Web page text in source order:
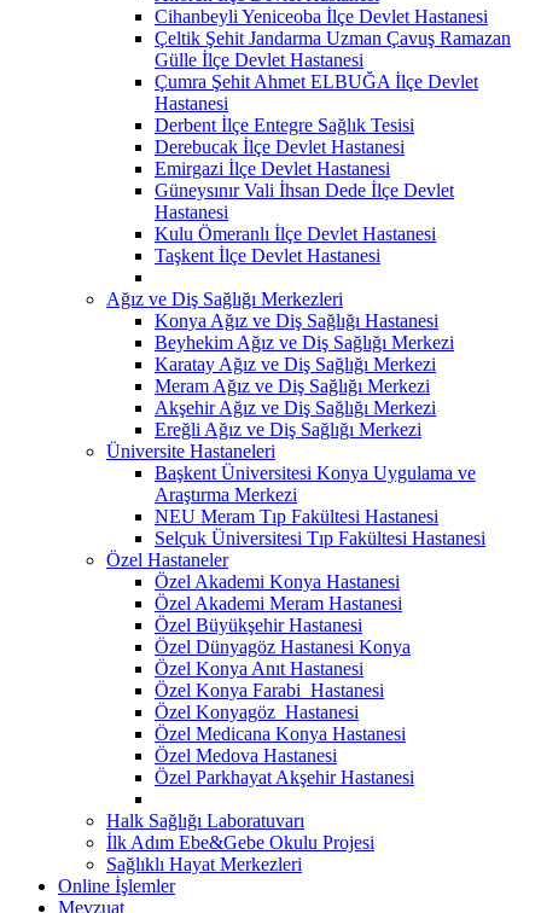
Cihanbeyli Yeniceoba İlçe Devlet Hastanesi
Çeltik Şehit Jandarma Uzman Çavuş Ramazan
Gülle İlçe Devlet Hastanesi
Çumra Şehit Ahmet ELBUĞA İlçe Devlet
Hastanesi
Derbent İlçe Entegre Sağlık Tesisi
Derebucak İlçe Devlet Hastanesi
Emirgazi İlçe Devlet Hastanesi
Güneysınır Vali İhsan Dede İlçe Devlet
Hastanesi
Kulu Ömeranlı İlçe Devlet Hastanesi
Taşkent İlçe Devlet Hastanesi
Ağız ve Diş Sağlığı Merkezleri
Konya Ağız ve Diş Sağlığı Hastanesi
Beyhekim Ağız ve Diş Sağlığı Merkezi
Karatay Ağız ve Diş Sağlığı Merkezi
Meram Ağız ve Diş Sağlığı Merkezi
Akşehir Ağız ve Diş Sağlığı Merkezi
Ereğli Ağız ve Diş Sağlığı Merkezi
Üniversite Hastaneleri
Başkent Üniversitesi Konya Uygulama ve
Araştırma Merkezi
NEU Meram Tıp Fakültesi Hastanesi
Selçuk Üniversitesi Tıp Fakültesi Hastanesi
Özel Hastaneler
Özel Akademi Konya Hastanesi
Özel Akademi Meram Hastanesi
Özel Büyükşehir Hastanesi
Özel Dünyagöz Hastanesi Konya
Özel Konya Anıt Hastanesi
Özel Konya Farabi Hastanesi
Özel Konyagöz Hastanesi
Özel Medicana Konya Hastanesi
Özel Medova Hastanesi
Özel Parkhayat Akşehir Hastanesi
Halk Sağlığı Laboratuvarı
İlk Adım Ebe&Gebe Okulu Projesi
Sağlıklı Hayat Merkezleri
Online İşlemler
Mevzuat